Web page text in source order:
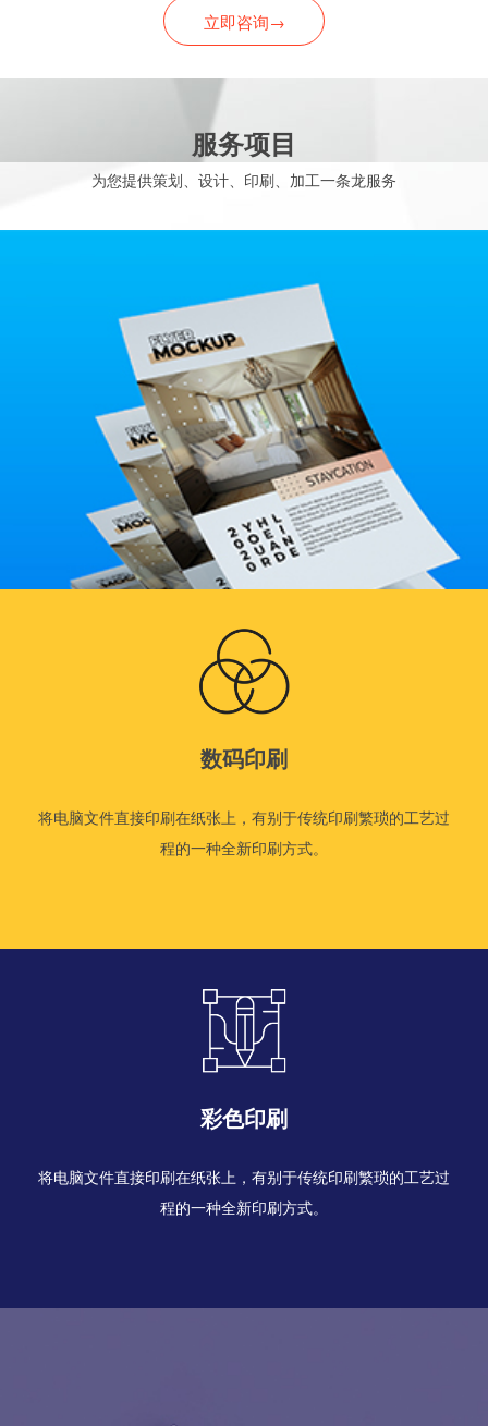
立即咨询→
服务项目
为您提供策划、设计、印刷、加工一条龙服务
数码印刷
将电脑文件直接印刷在纸张上，有别于传统印刷繁琐的工艺过
程的一种全新印刷方式。
彩色印刷
将电脑文件直接印刷在纸张上，有别于传统印刷繁琐的工艺过
程的一种全新印刷方式。